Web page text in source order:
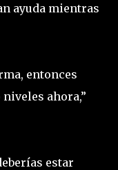
ayuda mientras
entonces
ahora,”
estar